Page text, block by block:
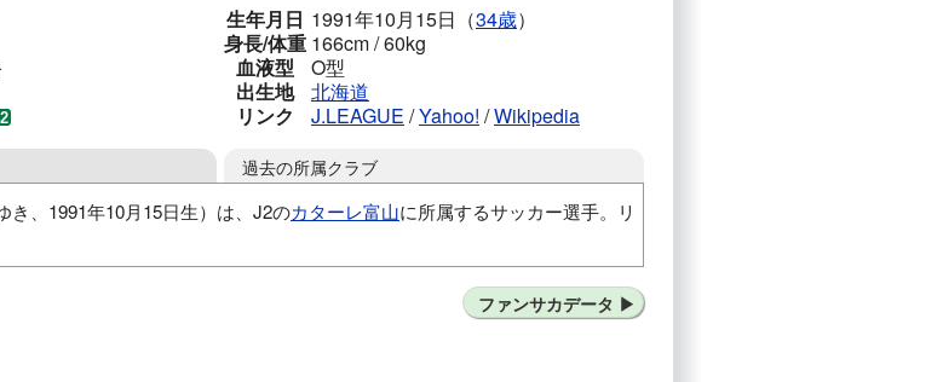
生年月日 1991年10月15日（34歳）
身長/体重 166cm / 60kg
血液型
O型
出生地
北海道
リンク
J.LEAGUE /Yahoo! /Wikipedia
き、1991年10月15日生）は、J2のカターレ富山に所属するサッカー選手。リ
過去の所属クラブ
ファンサカデータ